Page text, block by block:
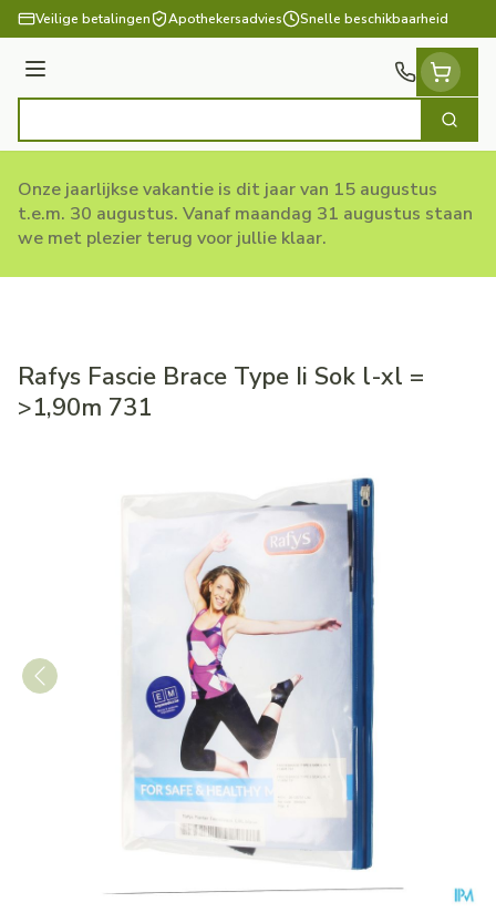
Ga naar de inhoud
Veilige betalingen Apothekersadvies Snelle beschikbaarheid
Menu
Zoek
Onze jaarlijkse vakantie is dit jaar van 15 augustus
t.e.m. 30 augustus. Vanaf maandag 31 augustus staan
we met plezier terug voor jullie klaar.
Rafys Fascie Brace Type Ii Sok l-xl =
>1,90m 731